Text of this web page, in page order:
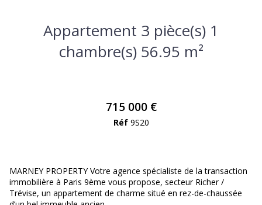
Appartement 3 pièce(s) 1
chambre(s) 56.95 m²
715 000 €
Réf 9S20
MARNEY PROPERTY Votre agence spécialiste de la transaction
immobilière à Paris 9ème vous propose, secteur Richer /
Trévise, un appartement de charme situé en rez-de-chaussée